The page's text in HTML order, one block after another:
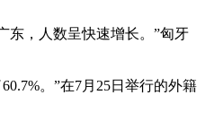
东，人数呈快速增长。”匈牙
。”在7月25日举行的外籍